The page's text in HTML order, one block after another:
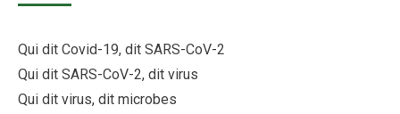
Qui dit Covid-19, dit SARS-CoV-2
Qui dit SARS-CoV-2, dit virus
Qui dit virus, dit microbes